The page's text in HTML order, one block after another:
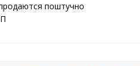
поштучно